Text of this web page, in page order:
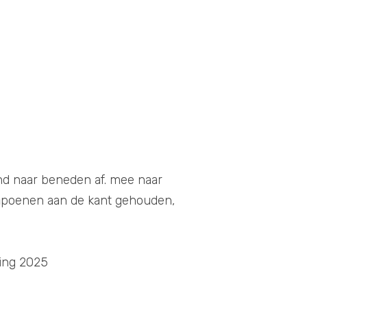
naar beneden af. mee naar
aan de kant gehouden,
2025